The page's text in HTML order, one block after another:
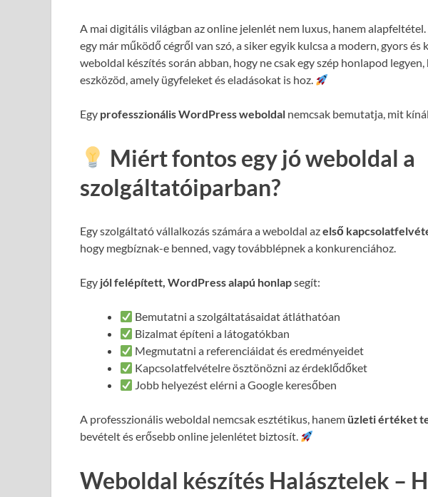
A mai digitális világban az online jelenlét nem luxus, hanem
egy már működő cégről van szó, a siker egyik kulcsa a modern, gyors
weboldal készítés során abban, hogy ne csak egy szép honlapod
eszközöd, amely ügyfeleket és eladásokat is hoz.
Egy professzionális WordPress weboldal nemcsak bemutatja, mit
Miért fontos egy jó weboldal a
szolgáltatóiparban?
Egy szolgáltató vállalkozás számára a weboldal azelső
hogy megbíznak-e benned, vagy továbblépnek a konkurenciához.
Egy jól felépített, WordPress alapú honlapsegít:
Bemutatni a szolgáltatásaidat átláthatóan
Bizalmat építeni a látogatókban
Megmutatni a referenciáidat és eredményeidet
Kapcsolatfelvételre ösztönözni az érdeklődőket
Jobb helyezést elérni a Google keresőben
A professzionális weboldal nemcsak esztétikus, hanem üzleti értéket
bevételt és erősebb online jelenlétet biztosít.
Weboldal készítés Halásztelek –